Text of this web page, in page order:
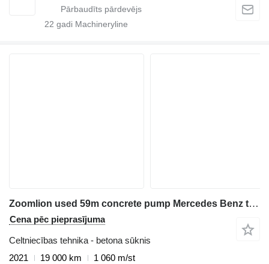
22 gadi Machineryline
Zoomlion used 59m concrete pump Mercedes Benz truck with Engineering Proj
Cena pēc pieprasījuma
Celtniecības tehnika - betona sūknis
2021
19 000 km 1 060 m/st